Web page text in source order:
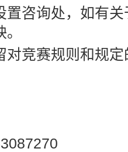
置咨询处，如有
对竞赛规则和规